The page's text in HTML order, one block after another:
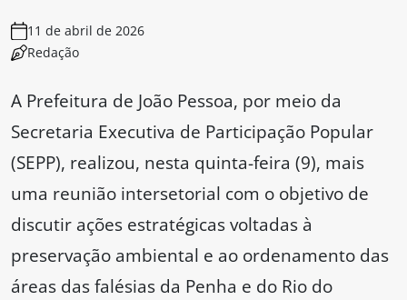
11 de abril de 2026
Redação
A Prefeitura de João Pessoa, por meio da
Secretaria Executiva de Participação Popular
(SEPP), realizou, nesta quinta-feira (9), mais
uma reunião intersetorial com o objetivo de
discutir ações estratégicas voltadas à
preservação ambiental e ao ordenamento das
áreas das falésias da Penha e do Rio do